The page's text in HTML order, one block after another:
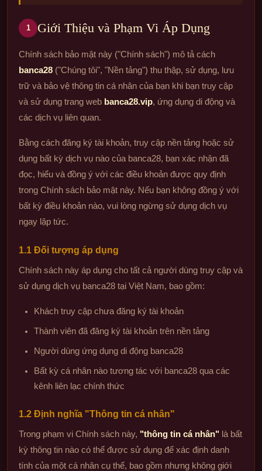
1 Giới Thiệu và Phạm Vi Áp Dụng
Chính sách bảo mật này ("Chính sách") mô tả cách
banca28 ("Chúng tôi", "Nền tảng") thu thập, sử dụng, lưu
trữ và bảo vệ thông tin cá nhân của bạn khi bạn truy cập
và sử dụng trang web banca28.vip, ứng dụng di động và
các dịch vụ liên quan.
Bằng cách đăng ký tài khoản, truy cập nền tảng hoặc sử
dụng bất kỳ dịch vụ nào của banca28, bạn xác nhận đã
đọc, hiểu và đồng ý với các điều khoản được quy định
trong Chính sách bảo mật này. Nếu bạn không đồng ý với
bất kỳ điều khoản nào, vui lòng ngừng sử dụng dịch vụ
ngay lập tức.
1.1 Đối tượng áp dụng
Chính sách này áp dụng cho tất cả người dùng truy cập và
sử dụng dịch vụ banca28 tại Việt Nam, bao gồm:
Khách truy cập chưa đăng ký tài khoản
Thành viên đã đăng ký tài khoản trên nền tảng
Người dùng ứng dụng di động banca28
Bất kỳ cá nhân nào tương tác với banca28 qua các
kênh liên lạc chính thức
1.2 Định nghĩa "Thông tin cá nhân"
Trong phạm vi Chính sách này, "thông tin cá nhân" là bất
kỳ thông tin nào có thể được sử dụng để xác định danh
tính của một cá nhân cụ thể, bao gồm nhưng không giới